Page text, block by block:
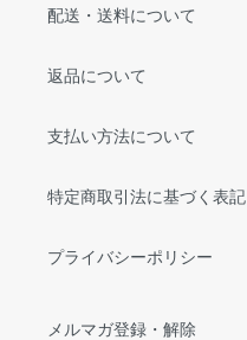
配送・送料について
返品について
支払い方法について
特定商取引法に基づく表記
プライバシーポリシー
メルマガ登録・解除